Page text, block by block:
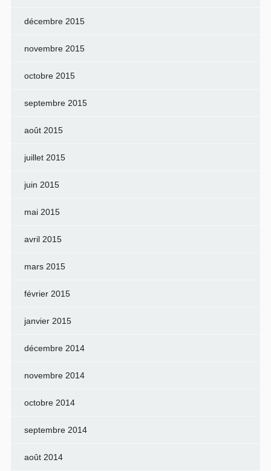
décembre 2015
novembre 2015
octobre 2015
septembre 2015
août 2015
juillet 2015
juin 2015
mai 2015
avril 2015
mars 2015
février 2015
janvier 2015
décembre 2014
novembre 2014
octobre 2014
septembre 2014
août 2014